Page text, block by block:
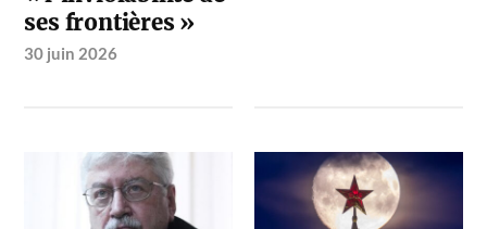
ses frontières »
30 juin 2026